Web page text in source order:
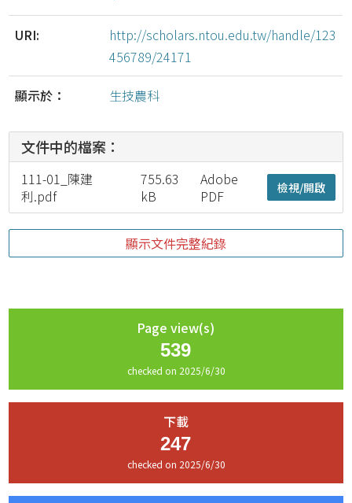
URI:
http://scholars.ntou.edu.tw/handle/123
456789/24171
顯示於： 生技農科
文件中的檔案：
111-01_陳建
利.pdf
755.63
kB
Adobe
PDF
檢視/開啟
顯示文件完整紀錄
Page view(s)
539
checked on 2025/6/30
下載
247
checked on 2025/6/30